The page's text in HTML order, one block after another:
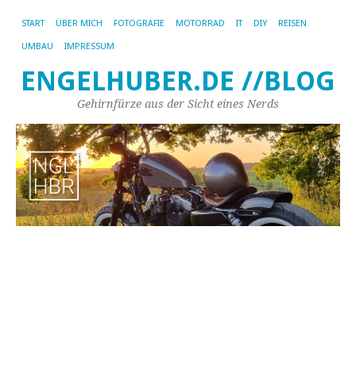
START ÜBER MICH FOTOGRAFIE MOTORRAD IT DIY REISEN
UMBAU IMPRESSUM
ENGELHUBER.DE //BLOG
Gehirnfürze aus der Sicht eines Nerds